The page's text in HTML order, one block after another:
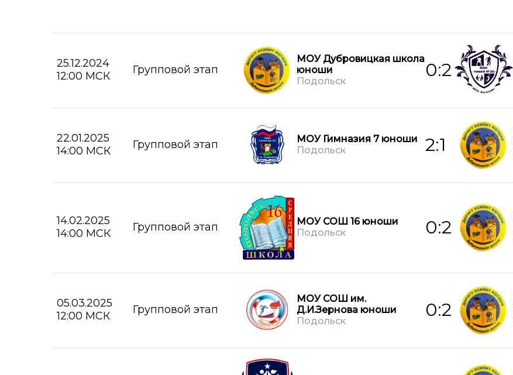
25.12.2024
12:00 МСК
Групповой этап
МОУ Дубровицкая школа
юноши
Подольск
0:2
22.01.2025
14:00 МСК
Групповой этап
МОУ Гимназия 7 юноши
Подольск
2:1
14.02.2025
14:00 МСК
Групповой этап
МОУ СОШ 16 юноши
Подольск
0:2
05.03.2025
12:00 МСК
Групповой этап
МОУ СОШ им.
Д.И.Зернова юноши
Подольск
0:2